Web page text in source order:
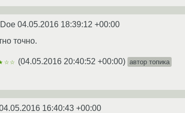
04.05.2016 18:39:12 +00:00
точно.
(04.05.2016 20:40:52 +00:00) автор топика
16:40:43 +00:00